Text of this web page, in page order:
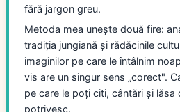
fără jargon greu.
Metoda mea unește două fire:
tradiția jungiană și rădăcinile
imaginilor pe care le întâlnim
vis are un singur sens „corect".
pe care le poți citi, cântări și
potrivesc.